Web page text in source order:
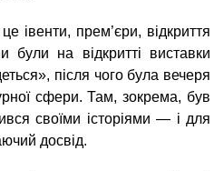
івенти, прем’єри, відкриття
були на відкритті виставки
після чого була вечеря
сфери. Там, зокрема, був
своїми історіями — і для
досвід.